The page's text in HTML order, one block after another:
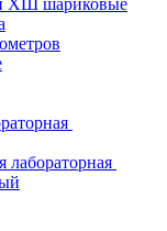
ХШ шариковые
лабораторная